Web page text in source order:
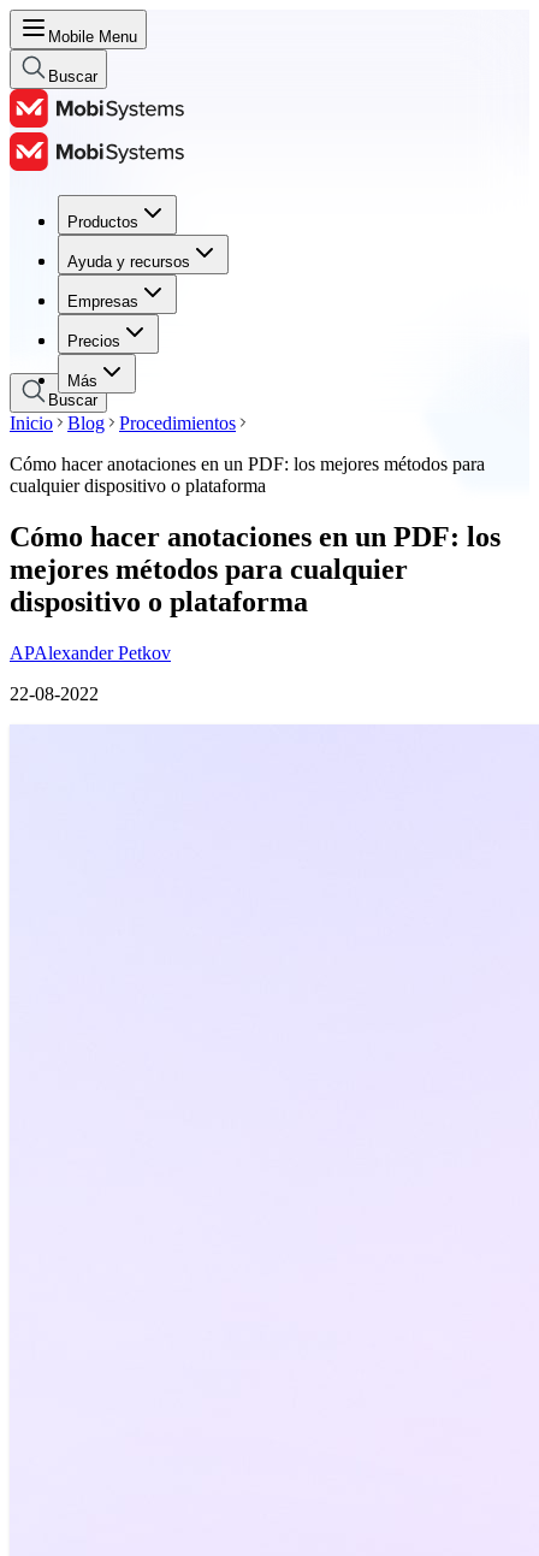
Mobile Menu
Buscar
Productos
Ayuda y recursos
Empresas
Precios
Más
Productos
Ayuda y recursos
Empresas
Precios
Buscar
Inicio Blog
Procedimientos
Cómo hacer anotaciones en un PDF: los mejores métodos para
cualquier dispositivo o plataforma
Cómo hacer anotaciones en un PDF: los
mejores métodos para cualquier
dispositivo o plataforma
APAlexander Petkov
22-08-2022